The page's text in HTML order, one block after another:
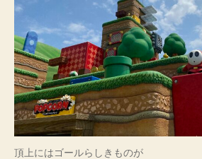
頂上にはゴールらしきものが